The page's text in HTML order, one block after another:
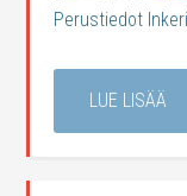
Perustiedot
LUE LISÄÄ